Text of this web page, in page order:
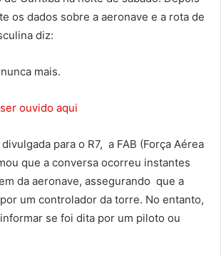
os dados sobre a aeronave e a rota de
diz:
mais.
ouvido aqui
para o R7, a FAB (Força Aérea
que a conversa ocorreu instantes
da aeronave, assegurando que a
um controlador da torre. No entanto,
se foi dita por um piloto ou